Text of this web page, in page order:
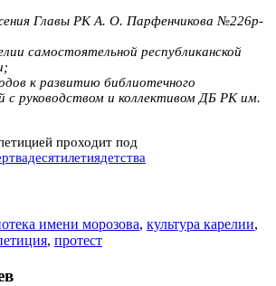
Главы РК А. О. Парфенчикова №226р-
самостоятельной республиканской
к развитию библиотечного
с руководством и коллективом ДБ РК им.
проходит под
имени морозова, культура карелии,
, протест